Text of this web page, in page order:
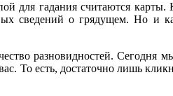
для гадания считаются
сведений о грядущем. Но и
разновидностей.
То есть, достаточно лишь